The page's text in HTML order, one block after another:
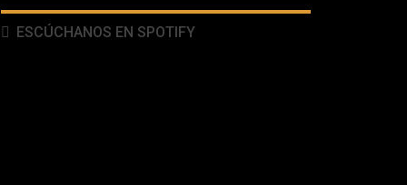
ESCÚCHANOS EN SPOTIFY